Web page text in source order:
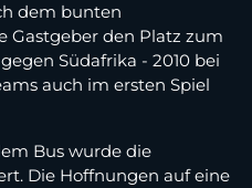
dem bunten
Gastgeber den Platz zum
Südafrika - 2010 bei
auch im ersten Spiel
Bus wurde die
Die Hoffnungen auf eine